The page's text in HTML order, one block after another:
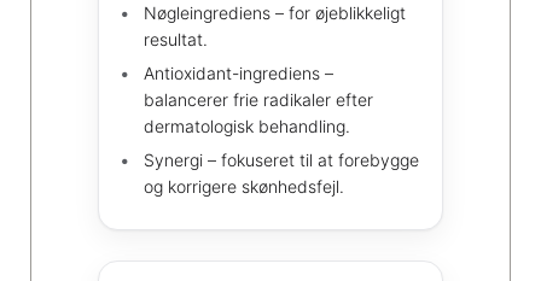
Nøgleingrediens – for øjeblikkeligt
resultat.
Antioxidant-ingrediens –
balancerer frie radikaler efter
dermatologisk behandling.
Synergi – fokuseret til at forebygge
og korrigere skønhedsfejl.